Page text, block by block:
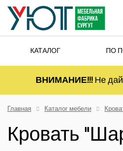
КАТАЛОГ ПО
ВНИМАНИЕ!!!Не
Главная Каталог мебели
Кровать